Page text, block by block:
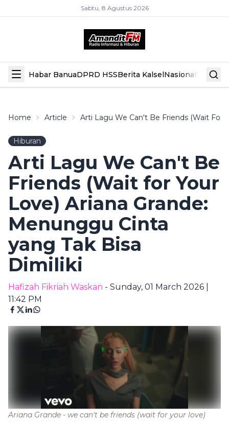
Sabtu, 8 Agustus 2026
Habar BanuaDPRD HSSBerita KalselNasional Hiburan
Home Article Arti Lagu We Can't Be Friends (Wait For
Hiburan
Arti Lagu We Can't Be
Friends (Wait for Your
Love) Ariana Grande:
Menunggu Cinta
yang Tak Bisa
Dimiliki
Hafizah Fikriah Waskan - Sunday, 01 March 2026 |
11:42 PM
Ariana Grande - we can't be friends (wait for your love)